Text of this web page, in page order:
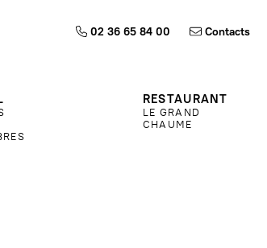
02 36 65 84 00 Contacts
RESTAURANT
LE GRAND
CHAUME